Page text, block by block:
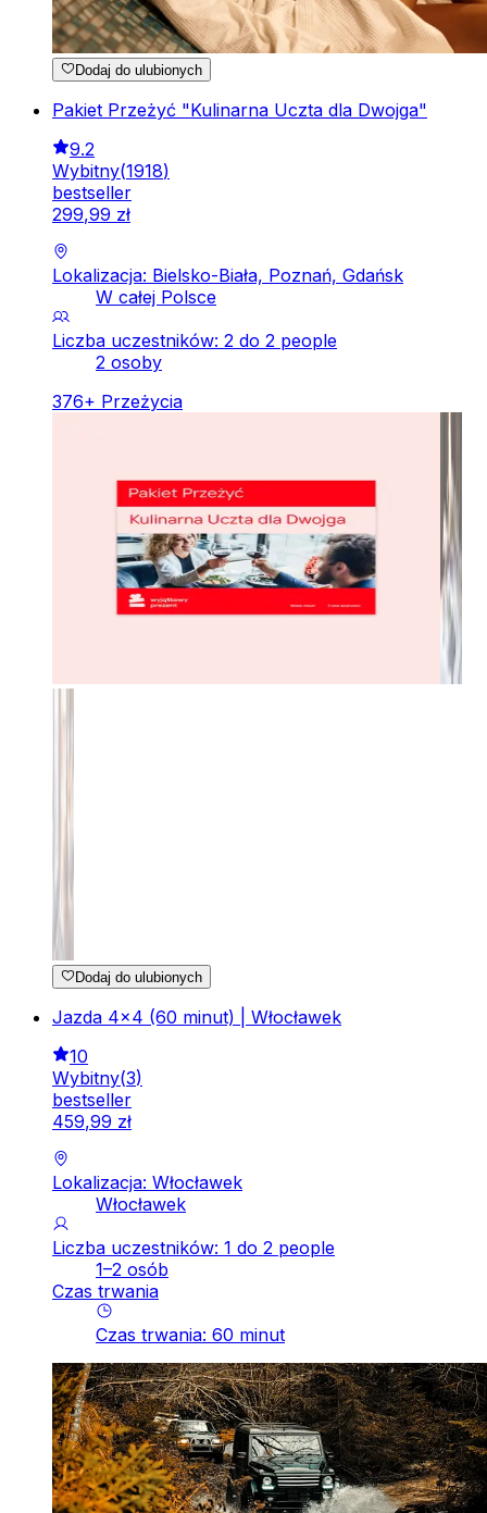
Dodaj do ulubionych
Pakiet Przeżyć "Kulinarna Uczta dla Dwojga"
9.2
Wybitny(1918)
bestseller
299,99 zł
Lokalizacja: Bielsko-Biała, Poznań, Gdańsk
W całej Polsce
Liczba uczestników: 2 do 2 people
2 osoby
376+ Przeżycia
Dodaj do ulubionych
Jazda 4x4 (60 minut) | Włocławek
10
Wybitny(3)
bestseller
459,99 zł
Lokalizacja: Włocławek
Włocławek
Liczba uczestników: 1 do 2 people
1–2 osób
Czas trwania
Czas trwania: 60 minut